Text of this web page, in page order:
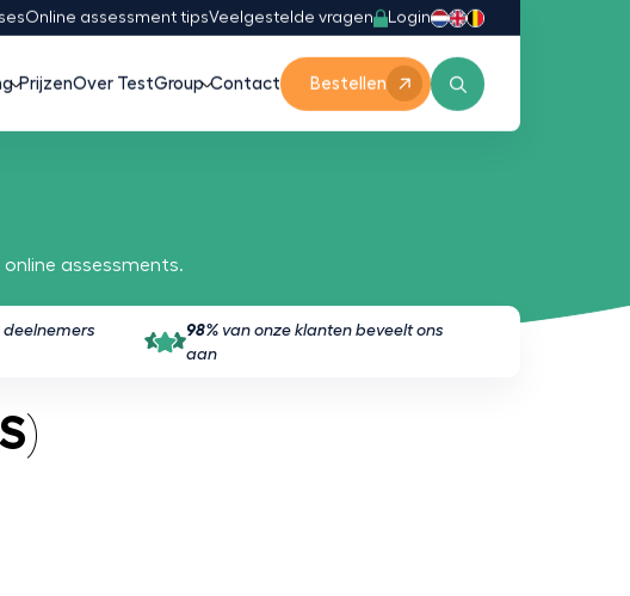
Online assessment tipsVeelgestelde vragen Login
PrijzenOver TestGroup Contact Bestellen
assessments.
deelnemers
98% van onze klanten beveelt ons
aan